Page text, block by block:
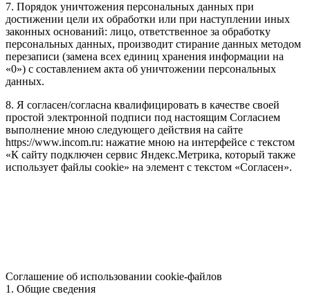
7. Порядок уничтожения персональных данных при
достижении цели их обработки или при наступлении иных
законных оснований: лицо, ответственное за обработку
персональных данных, производит стирание данных методом
перезаписи (замена всех единиц хранения информации на
«0») с составлением акта об уничтожении персональных
данных.
8. Я согласен/согласна квалифицировать в качестве своей
простой электронной подписи под настоящим Согласием
выполнение мною следующего действия на сайте
https://www.incom.ru: нажатие мною на интерфейсе с текстом
«К сайту подключен сервис Яндекс.Метрика, который также
использует файлы cookie» на элемент с текстом «Согласен».
Соглашение об использовании cookie-файлов
1. Общие сведения